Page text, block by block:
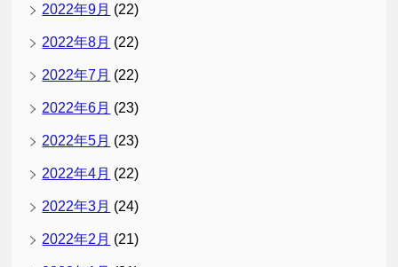
2022年9月 (22)
2022年8月 (22)
2022年7月 (22)
2022年6月 (23)
2022年5月 (23)
2022年4月 (22)
2022年3月 (24)
2022年2月 (21)